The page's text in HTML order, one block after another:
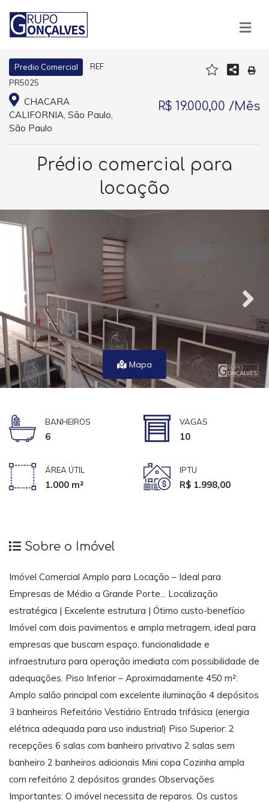
Predio Comercial
REF
PR5025
CHACARA
CALIFORNIA, São Paulo,
São Paulo
R$ 19.000,00 /Mês
Prédio comercial para
locação
Mapa
BANHEIROS
6
VAGAS
10
ÁREA ÚTIL
1.000 m²
IPTU
R$ 1.998,00
Sobre o Imóvel
Imóvel Comercial Amplo para Locação – Ideal para
Empresas de Médio a Grande Porte... Localização
estratégica | Excelente estrutura | Ótimo custo-benefício
Imóvel com dois pavimentos e ampla metragem, ideal para
empresas que buscam espaço, funcionalidade e
infraestrutura para operação imediata com possibilidade de
adequações. Piso Inferior – Aproximadamente 450 m²:
Amplo salão principal com excelente iluminação 4 depósitos
3 banheiros Refeitório Vestiário Entrada trifásica (energia
elétrica adequada para uso industrial) Piso Superior: 2
recepções 6 salas com banheiro privativo 2 salas sem
banheiro 2 banheiros adicionais Mini copa Cozinha ampla
com refeitório 2 depósitos grandes Observações
Importantes: O imóvel necessita de reparos. Os custos